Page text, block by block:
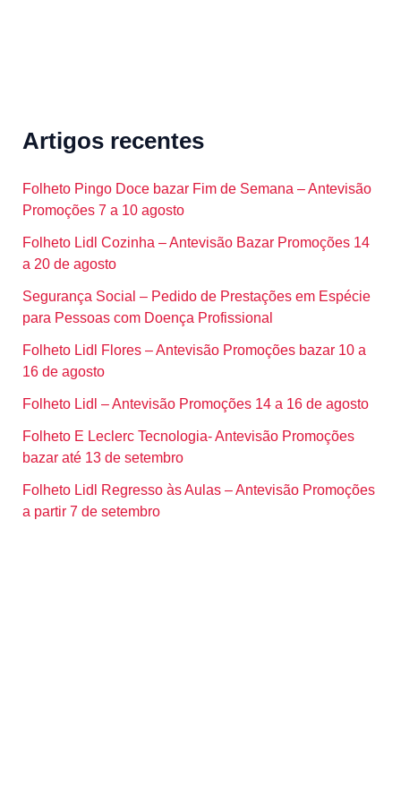
Artigos recentes
Folheto Pingo Doce bazar Fim de Semana – Antevisão
Promoções 7 a 10 agosto
Folheto Lidl Cozinha – Antevisão Bazar Promoções 14
a 20 de agosto
Segurança Social – Pedido de Prestações em Espécie
para Pessoas com Doença Profissional
Folheto Lidl Flores – Antevisão Promoções bazar 10 a
16 de agosto
Folheto Lidl – Antevisão Promoções 14 a 16 de agosto
Folheto E Leclerc Tecnologia- Antevisão Promoções
bazar até 13 de setembro
Folheto Lidl Regresso às Aulas – Antevisão Promoções
a partir 7 de setembro